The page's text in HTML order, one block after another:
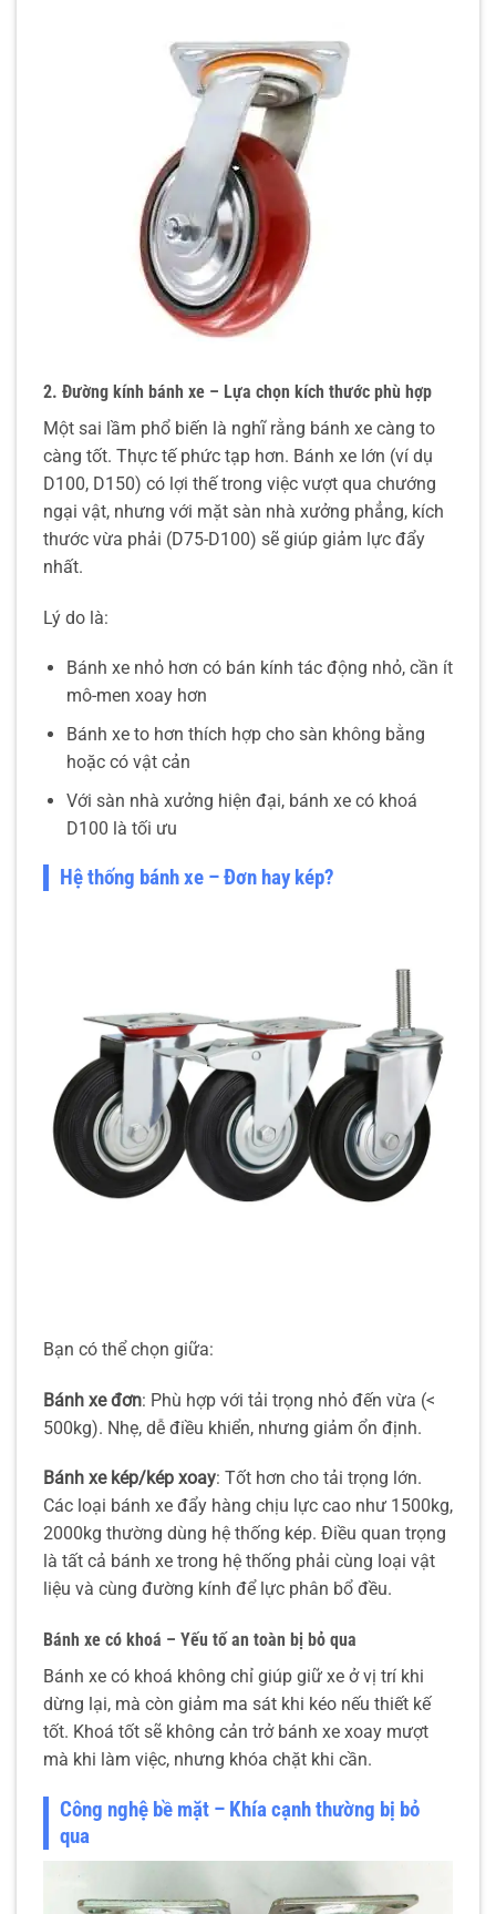
2. Đường kính bánh xe – Lựa chọn kích thước phù hợp
Một sai lầm phổ biến là nghĩ rằng bánh xe càng to
càng tốt. Thực tế phức tạp hơn. Bánh xe lớn (ví dụ
D100, D150) có lợi thế trong việc vượt qua chướng
ngại vật, nhưng với mặt sàn nhà xưởng phẳng, kích
thước vừa phải (D75-D100) sẽ giúp giảm lực đẩy
nhất.
Lý do là:
Bánh xe nhỏ hơn có bán kính tác động nhỏ, cần ít
mô-men xoay hơn
Bánh xe to hơn thích hợp cho sàn không bằng
hoặc có vật cản
Với sàn nhà xưởng hiện đại, bánh xe có khoá
D100 là tối ưu
Hệ thống bánh xe – Đơn hay kép?
Bạn có thể chọn giữa:
Bánh xe đơn: Phù hợp với tải trọng nhỏ đến vừa (<
500kg). Nhẹ, dễ điều khiển, nhưng giảm ổn định.
Bánh xe kép/kép xoay: Tốt hơn cho tải trọng lớn.
Các loại bánh xe đẩy hàng chịu lực cao như 1500kg,
2000kg thường dùng hệ thống kép. Điều quan trọng
là tất cả bánh xe trong hệ thống phải cùng loại vật
liệu và cùng đường kính để lực phân bổ đều.
Bánh xe có khoá – Yếu tố an toàn bị bỏ qua
Bánh xe có khoá không chỉ giúp giữ xe ở vị trí khi
dừng lại, mà còn giảm ma sát khi kéo nếu thiết kế
tốt. Khoá tốt sẽ không cản trở bánh xe xoay mượt
mà khi làm việc, nhưng khóa chặt khi cần.
Công nghệ bề mặt – Khía cạnh thường bị bỏ
qua